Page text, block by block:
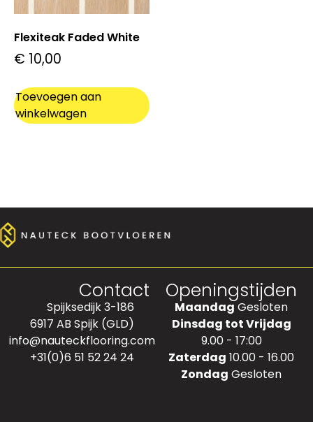
Flexiteak Faded White
€ 10,00
Toevoegen aan
winkelwagen
Contact
Spijksedijk 3-186
6917 AB Spijk (GLD)
info@nauteckflooring.com
+31(0)6 51 52 24 24
Openingstijden
Maandag Gesloten
Dinsdag tot Vrijdag
9.00 - 17:00
Zaterdag 10.00 - 16.00
Zondag Gesloten